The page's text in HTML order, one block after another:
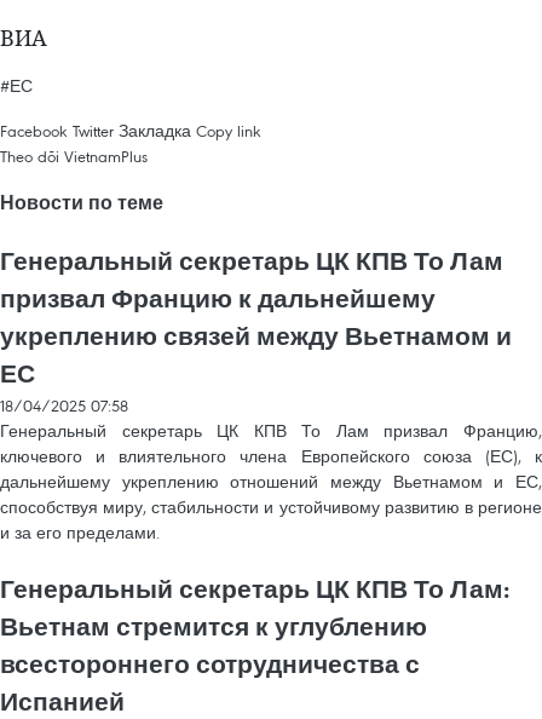
ВИА
#ЕС
Facebook Twitter Закладка Copy link
Theo dõi VietnamPlus
Новости по теме
Генеральный секретарь ЦК КПВ То Лам
призвал Францию к дальнейшему
укреплению связей между Вьетнамом и
ЕС
18/04/2025 07:58
Генеральный секретарь ЦК КПВ То Лам призвал Францию,
ключевого и влиятельного члена Европейского союза (ЕС), к
дальнейшему укреплению отношений между Вьетнамом и ЕС,
способствуя миру, стабильности и устойчивому развитию в регионе
и за его пределами.
Генеральный секретарь ЦК КПВ То Лам:
Вьетнам стремится к углублению
всестороннего сотрудничества с
Испанией